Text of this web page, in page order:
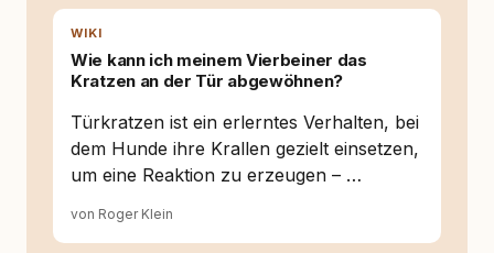
entsteht echte Bindung dort, wo Verständnis
Entwicklung entstand rundum.dog – ein
Wissens- und Serviceportal für
Hundehalter:innen in Deutschland, Österreich
und der Schweiz. Meine Überzeugung:
Tierschutz beginnt mit Wissen. Wer seinen
Hund versteht, trifft bessere Entscheidungen –
für ein Zusammenleben, das beiden guttut.
WIKI
Wie kann ich meinem Vierbeiner das
Kratzen an der Tür abgewöhnen?
Türkratzen ist ein erlerntes Verhalten, bei
dem Hunde ihre Krallen gezielt einsetzen,
um eine Reaktion zu erzeugen – …
von Roger Klein